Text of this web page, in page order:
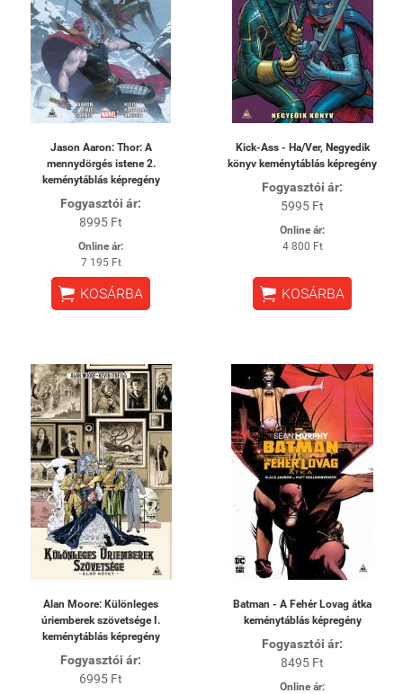
Jason Aaron: Thor: A
mennydörgés istene 2.
keménytáblás képregény
Fogyasztói ár:
8995 Ft
Online ár:
7 195 Ft
 KOSÁRBA
Kick-Ass - Ha/Ver, Negyedik
könyv keménytáblás képregény
Fogyasztói ár:
5995 Ft
Online ár:
4 800 Ft
 KOSÁRBA
Alan Moore: Különleges
úriemberek szövetsége I.
keménytáblás képregény
Fogyasztói ár:
6995 Ft
Batman - A Fehér Lovag átka
keménytáblás képregény
Fogyasztói ár:
8495 Ft
Online ár: